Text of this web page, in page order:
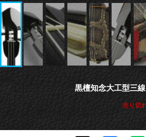
黒檀知念大工型三線